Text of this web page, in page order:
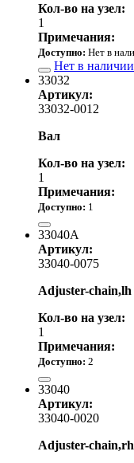
Кол-во на узел:
1
Примечания:
Доступно: Нет в
Нет в наличии
33032
Артикул:
33032-0012
Вал
Кол-во на узел:
1
Примечания:
Доступно: 1
33040A
Артикул:
33040-0075
Adjuster-chain,lh
Кол-во на узел:
1
Примечания:
Доступно: 2
33040
Артикул:
33040-0020
Adjuster-chain,rh